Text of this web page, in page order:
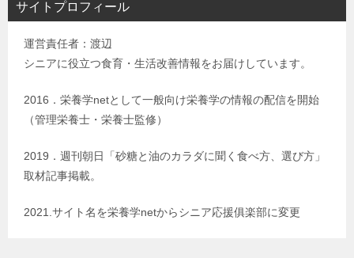
サイトプロフィール
運営責任者：渡辺
シニアに役立つ食育・生活改善情報をお届けしています。
2016．栄養学netとして一般向け栄養学の情報の配信を開始
（管理栄養士・栄養士監修）
2019．週刊朝日「砂糖と油のカラダに聞く食べ方、選び方」
取材記事掲載。
2021.サイト名を栄養学netからシニア応援俱楽部に変更